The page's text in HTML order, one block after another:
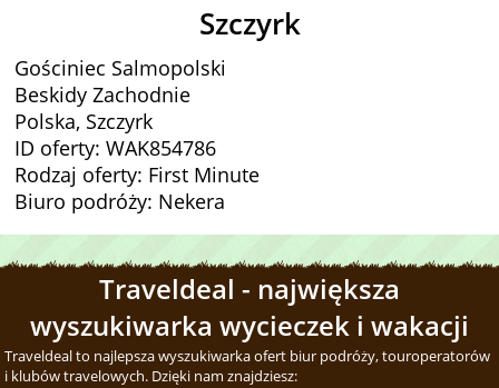
Szczyrk
Gościniec Salmopolski
Beskidy Zachodnie
Polska, Szczyrk
ID oferty: WAK854786
Rodzaj oferty: First Minute
Biuro podróży: Nekera
Traveldeal - największa
wyszukiwarka wycieczek i wakacji
Traveldeal to najlepsza wyszukiwarka ofert biur podróży, touroperatorów
i klubów travelowych. Dzięki nam znajdziesz: